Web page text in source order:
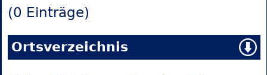
(0 Einträge)
Ortsverzeichnis